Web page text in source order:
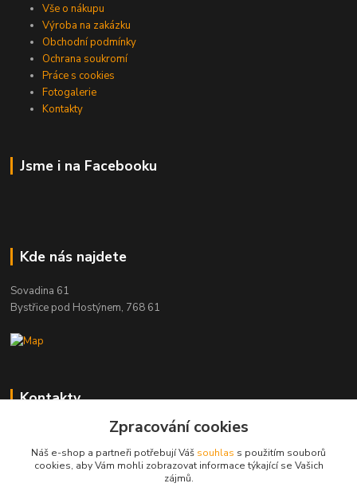
Vše o nákupu
Výroba na zakázku
Obchodní podmínky
Ochrana soukromí
Práce s cookies
Fotogalerie
Kontakty
Jsme i na Facebooku
Kde nás najdete
Sovadina 61
Bystřice pod Hostýnem, 768 61
Kontakty
DŘEVOPRODUKT BEDNAŘÍK s.r.o.
+420 739 454 600
(Po-Pá, 7-15 hod.)
Zpracování cookies
Náš e-shop a partneři potřebují Váš souhlas s použitím souborů
cookies, aby Vám mohli zobrazovat informace týkající se Vašich
zájmů.